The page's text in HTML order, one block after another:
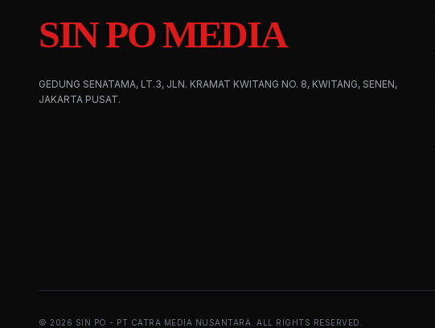
SIN PO MEDIA
GEDUNG SENATAMA, LT.3, JLN. KRAMAT KWITANG NO. 8, KWITANG, SENEN,
JAKARTA PUSAT.
© 2026 SIN PO - PT CATRA MEDIA NUSANTARA. ALL RIGHTS RESERVED.